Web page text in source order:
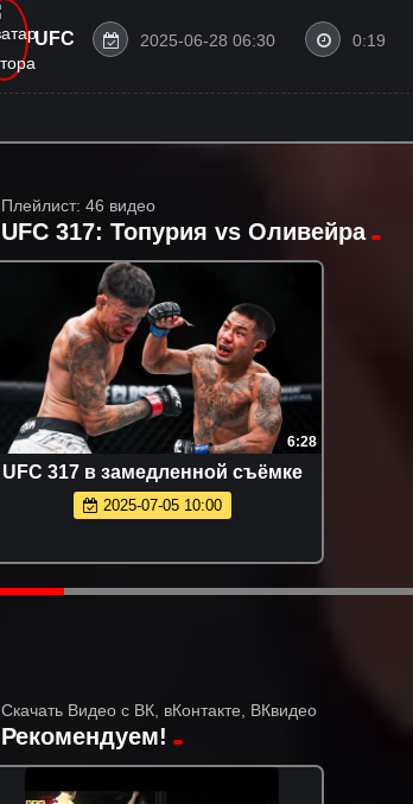
UFC 2025-06-28 06:30 0:19
Плейлист: 46 видео
UFC 317: Топурия vs Оливейра
6:28
UFC 317 в замедленной съёмке
2025-07-05 10:00
Скачать Видео с ВК, вКонтакте, ВКвидео
Рекомендуем!